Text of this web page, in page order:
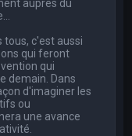
auprès du
tous, c'est aussi
qui feront
qui
demain. Dans
d'imaginer les
ou
une avance